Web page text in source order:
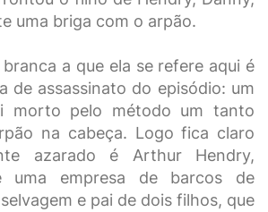
uma briga com o arpão.
a que ela se refere aqui é
de assassinato do episódio: um
morto pelo método um tanto
na cabeça. Logo fica claro
azarado é Arthur Hendry,
uma empresa de barcos de
e pai de dois filhos, que